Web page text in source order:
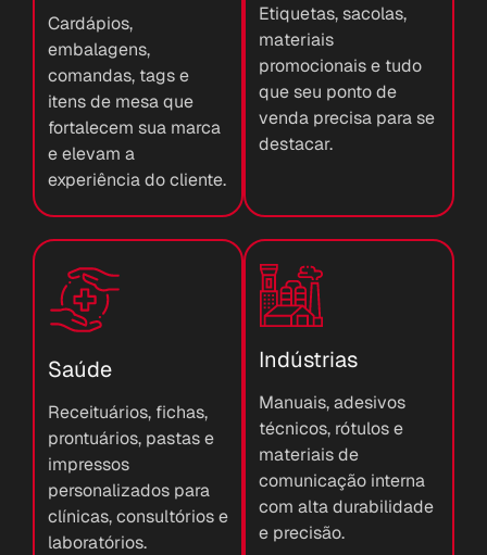
Cardápios,
embalagens,
comandas, tags e
itens de mesa que
fortalecem sua marca
e elevam a
experiência do cliente.
Etiquetas, sacolas,
materiais
promocionais e tudo
que seu ponto de
venda precisa para se
destacar.
Saúde
Receituários, fichas,
prontuários, pastas e
impressos
personalizados para
clínicas, consultórios e
laboratórios.
Indústrias
Manuais, adesivos
técnicos, rótulos e
materiais de
comunicação interna
com alta durabilidade
e precisão.